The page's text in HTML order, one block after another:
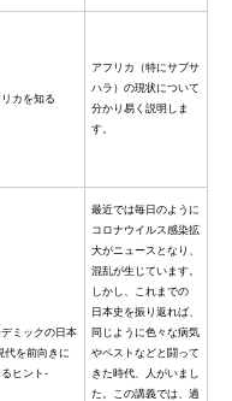
カを知る
アフリカ（特にサブサ
ハラ）の現状について
分かり易く説明しま
す。
デミックの日本
代を前向きに
ヒント-
最近では毎日のように
コロナウイルス感染拡
大がニュースとなり、
混乱が生じています。
しかし、これまでの
日本史を振り返れば、
同じように色々な病気
やペストなどと闘って
きた時代、人がいまし
た。この講義では、過